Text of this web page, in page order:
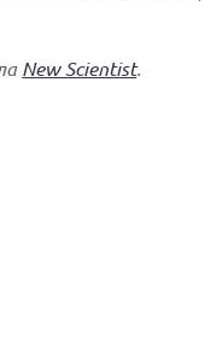
New Scientist.